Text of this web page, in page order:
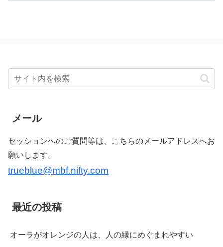
メール
セッションへのご質問等は、こちらのメールアドレスへお
願いします。
trueblue@mbf.nifty.com
最近の投稿
オーラがオレンジの人は、人の縁にめぐまれやすい